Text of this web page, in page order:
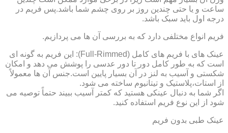
ساعت و یا حتی چندین روز بر روی چشم شما باشد.پس فریم در
درجه اول باید سبک باشد.
فریم انواع مختلفی دارد که به بررسی آن ها می پردازیم.
عینک های با فریم های کامل (Full-Rimmed): این فریم به گونه ای
است که به طور کامل دور تا دور عدسی را پوشش می دهد و امکان
شکستی و آسیب به لنز در آن بسیار پایین است.جنس آن ها معمولاً
از استات،پلاستیک و تیتانیوم ساخته می شود.
اگر شما به دنبال عینکی هستید که کمتر آسیب ببیند حتماً توصیه می
شود از این نوع فریم استفاده کنید.
عینک طبی بدون فریم